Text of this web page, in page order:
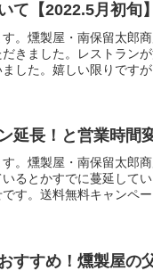
て【2022.5月初旬】
。燻製屋・南保留太郎
きました。レストラン
した。嬉しい限りです
延長！と営業時間
。燻製屋・南保留太郎
るとかすでに蔓延して
す。送料無料キャンペ
すすめ！燻製屋の